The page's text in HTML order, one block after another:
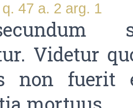
47 a. 2 arg. 1
Videtur
non fuerit